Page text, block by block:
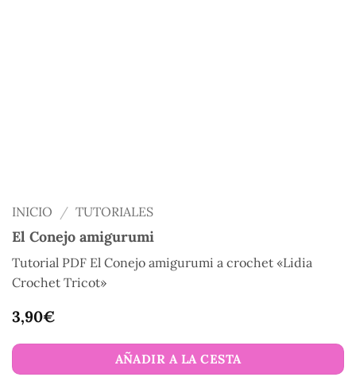
INICIO / TUTORIALES
El Conejo amigurumi
Tutorial PDF El Conejo amigurumi a crochet «Lidia
Crochet Tricot»
3,90€
AÑADIR A LA CESTA